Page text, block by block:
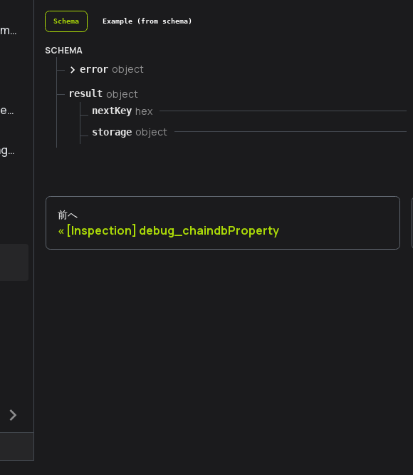
Schema Example (from schema)
SCHEMA
error object
result object
nextKey hex
storage object
前へ
[Inspection] debug_chaindbProperty